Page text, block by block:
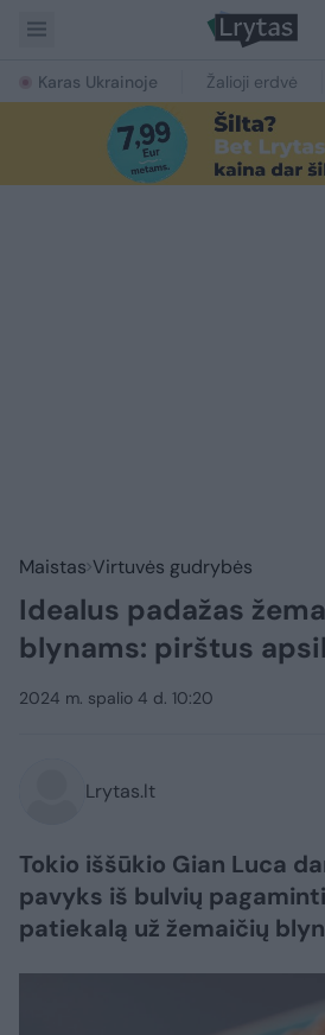
Karas Ukrainoje Žalioji erdvė
Maistas Virtuvės gudrybės
Idealus padažas
blynams: pirštus
2024 m. spalio 4 d. 10:20
Lrytas.lt
Tokio iššūkio Gian Luca
pavyks iš bulvių
patiekalą už žemaičių